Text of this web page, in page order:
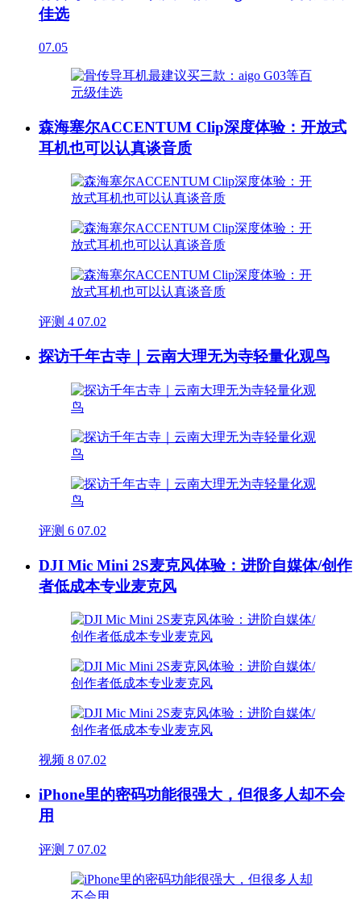
佳选
07.05
森海塞尔ACCENTUM Clip深度体验：开放式
耳机也可以认真谈音质
评测 4 07.02
探访千年古寺｜云南大理无为寺轻量化观鸟
评测 6 07.02
DJI Mic Mini 2S麦克风体验：进阶自媒体/创作
者低成本专业麦克风
视频 8 07.02
iPhone里的密码功能很强大，但很多人却不会
用
评测 7 07.02